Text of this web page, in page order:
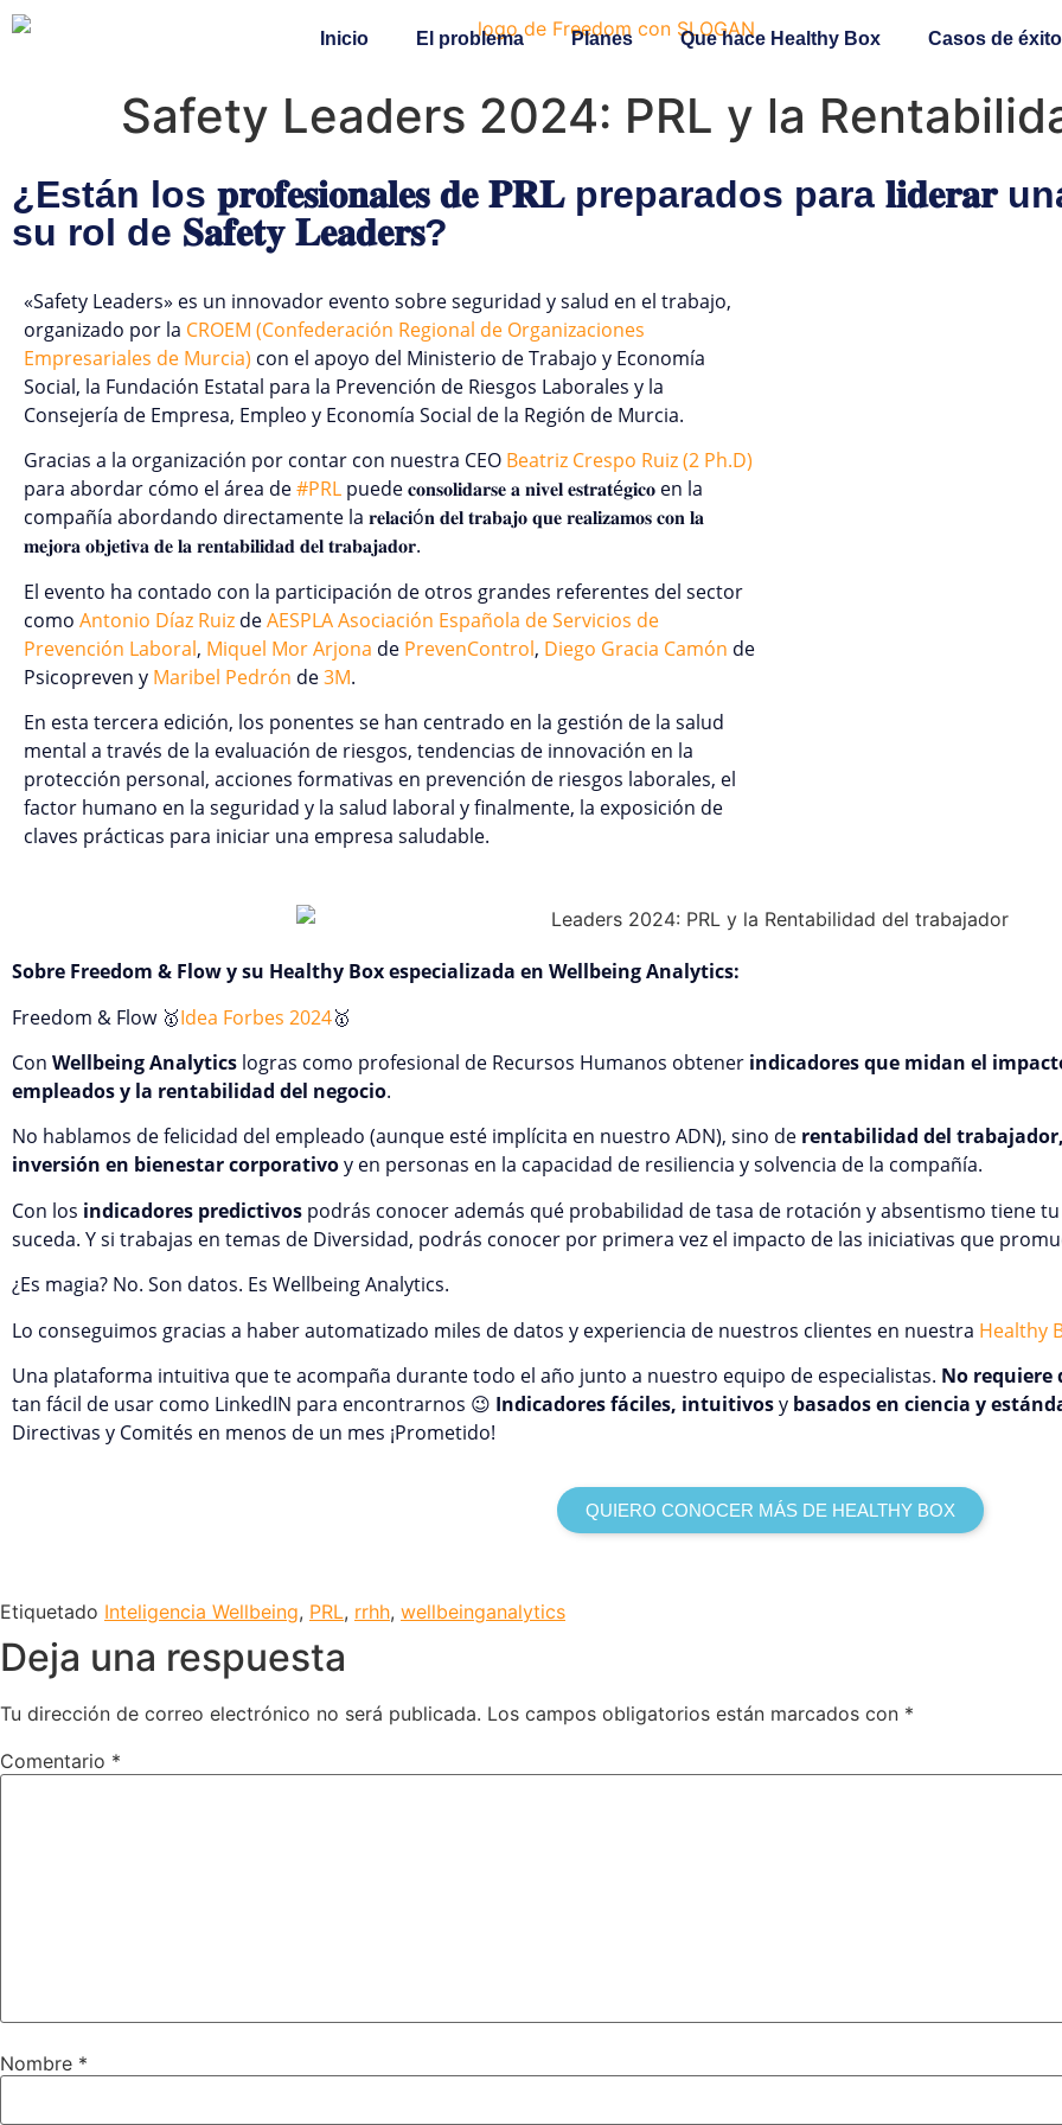
Inicio El problema Planes Que hace Healthy Box Casos de éxito
Safety Leaders 2024: PRL y la
¿Están los 𝐩𝐫𝐨𝐟𝐞𝐬𝐢𝐨𝐧𝐚𝐥𝐞𝐬 𝐝𝐞 𝐏𝐑𝐋 preparados para 𝐥𝐢𝐝𝐞𝐫𝐚𝐫
su rol de 𝐒𝐚𝐟𝐞𝐭𝐲 𝐋𝐞𝐚𝐝𝐞𝐫𝐬?
«Safety Leaders» es un innovador evento sobre seguridad y salud en el trabajo,
organizado por la CROEM (Confederación Regional de Organizaciones
Empresariales de Murcia) con el apoyo del Ministerio de Trabajo y Economía
Social, la Fundación Estatal para la Prevención de Riesgos Laborales y la
Consejería de Empresa, Empleo y Economía Social de la Región de Murcia.
Gracias a la organización por contar con nuestra CEO Beatriz Crespo Ruiz (2 Ph.D)
para abordar cómo el área de#PRL puede 𝐜𝐨𝐧𝐬𝐨𝐥𝐢𝐝𝐚𝐫𝐬𝐞 𝐚 𝐧𝐢𝐯𝐞𝐥 𝐞𝐬𝐭𝐫𝐚𝐭é𝐠𝐢𝐜𝐨 en la
compañía abordando directamente la 𝐫𝐞𝐥𝐚𝐜𝐢ó𝐧 𝐝𝐞𝐥 𝐭𝐫𝐚𝐛𝐚𝐣𝐨 𝐪𝐮𝐞 𝐫𝐞𝐚𝐥𝐢𝐳𝐚𝐦𝐨𝐬 𝐜𝐨𝐧 𝐥𝐚
𝐦𝐞𝐣𝐨𝐫𝐚 𝐨𝐛𝐣𝐞𝐭𝐢𝐯𝐚 𝐝𝐞 𝐥𝐚 𝐫𝐞𝐧𝐭𝐚𝐛𝐢𝐥𝐢𝐝𝐚𝐝 𝐝𝐞𝐥 𝐭𝐫𝐚𝐛𝐚𝐣𝐚𝐝𝐨𝐫.
El evento ha contado con la participación de otros grandes referentes del sector
como Antonio Díaz Ruiz deAESPLA Asociación Española de Servicios de
Prevención Laboral, Miquel Mor Arjona de PrevenControl, Diego Gracia Camón de
Psicopreven y Maribel Pedrón de3M.
En esta tercera edición, los ponentes se han centrado en la gestión de la salud
mental a través de la evaluación de riesgos, tendencias de innovación en la
protección personal, acciones formativas en prevención de riesgos laborales, el
factor humano en la seguridad y la salud laboral y finalmente, la exposición de
claves prácticas para iniciar una empresa saludable.
Sobre Freedom & Flow y su Healthy Box especializada en Wellbeing Analytics:
Freedom & Flow 🥇Idea Forbes 2024🥇
Con Wellbeing Analytics logras como profesional de Recursos Humanos obtener indicadores que midan el
empleados y la rentabilidad del negocio.
No hablamos de felicidad del empleado (aunque esté implícita en nuestro ADN), sino de rentabilidad del
inversión en bienestar corporativoy en personas en la capacidad de resiliencia y solvencia de la compañía.
Con los indicadores predictivos podrás conocer además qué probabilidad de tasa de rotación y absentismo tiene
suceda. Y si trabajas en temas de Diversidad, podrás conocer por primera vez el impacto de las iniciativas que
¿Es magia? No. Son datos. Es Wellbeing Analytics.
Lo conseguimos gracias a haber automatizado miles de datos y experiencia de nuestros clientes en nuestra Healthy
Una plataforma intuitiva que te acompaña durante todo el año junto a nuestro equipo de especialistas. No requiere
tan fácil de usar como LinkedIN para encontrarnos 😉 Indicadores fáciles, intuitivosy basados en ciencia y
Directivas y Comités en menos de un mes ¡Prometido!
QUIERO CONOCER MÁS DE HEALTHY BOX
Etiquetado Inteligencia Wellbeing, PRL, rrhh, wellbeinganalytics
Deja una respuesta
Tu dirección de correo electrónico no será publicada. Los campos obligatorios están marcados con *
Comentario *
Nombre *